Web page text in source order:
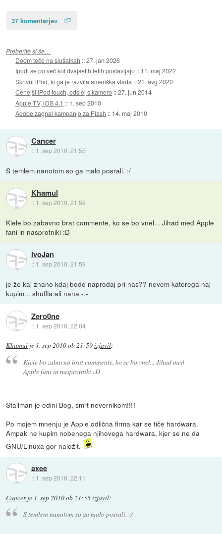
37 komentarjev
Preberite si še…
Doom teče na slušalkah ::27. jan 2026
Ipodi se po več kot dvajsetih letih poslavljajo :: 11. maj 2022
Skrivni iPod, ki ga je razvila ameriška vlada ::21. avg 2020
Cenejši iPod touch, odslej s kamero ::27. jun 2014
Apple TV, iOS 4.1 :: 1. sep 2010
Adobe zagnal kampanjo za Flash :: 14. maj 2010
Cancer
:: 1. sep 2010, 21:55
S temlem nanotom so ga malo posrali. :/
Khamul
:: 1. sep 2010, 21:59
Klele bo zabavno brat commente, ko se bo vnel... Jihad med Apple
fani in nasprotniki :D
IvoJan
:: 1. sep 2010, 21:59
je že kaj znano kdaj bodo naprodaj pri nas?? nevem katerega naj
kupim... shuffla ali nana -.-
Zero0ne
:: 1. sep 2010, 22:04
Khamul je 1. sep 2010 ob 21:59izjavil:
Klele bo zabavno brat commente, ko se bo vnel... Jihad med
Apple fani in nasprotniki :D
Stallman je edini Bog, smrt nevernikom!!!1
Po mojem mnenju je Apple odlična firma kar se tiče hardwara.
Ampak ne kupim nobenega njihovega hardwara, kjer se ne da
GNU/Linuxa gor naložit.
axee
:: 1. sep 2010, 22:11
Cancerje 1. sep 2010 ob 21:55izjavil:
S temlem nanotom so ga malo posrali. :/